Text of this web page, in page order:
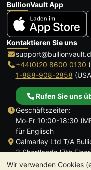
Wir verwenden Cookies
BullionVault App
Kontaktieren Sie uns
+44(0)20 8600 0130
1-888-908-2858
Rufen Sie uns
Geschäftszeiten:
Mo-Fr 10:00-18:30
für Englisch
Galmarley Ltd T/A
3 Shortlands (7th
Hammersmith